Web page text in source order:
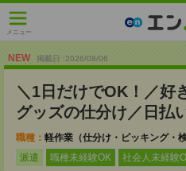
メニュー
NEW 掲載日 :2026/08/06
＼1日だけでOK！／好
グッズの仕分け／日払
職種： 軽作業（仕分け・ピッキング・
派遣
職種未経験OK 社会人未経験